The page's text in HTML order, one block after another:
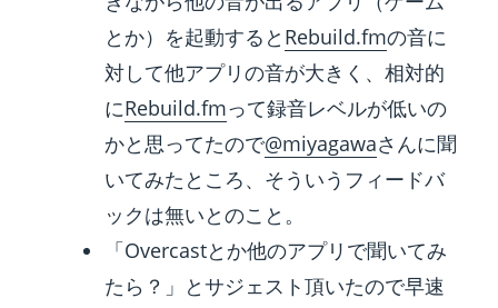
とか）を起動すると Rebuild.fmの音に
対して他アプリの音が大きく、相対的
にRebuild.fmって録音レベルが低いの
かと思ってたので@miyagawaさんに聞
いてみたところ、そういうフィードバ
ックは無いとのこと。
「Overcastとか他のアプリで聞いてみ
たら？」とサジェスト頂いたので早速